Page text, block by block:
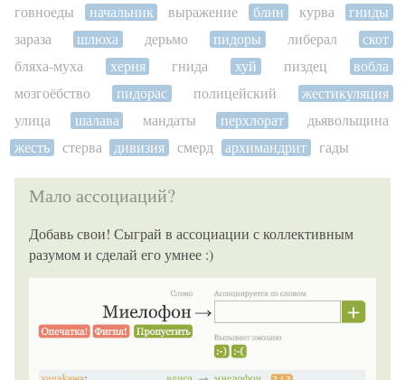
говноеды
начальник выражение блин курва
гниды
зараза
шлюха дерьмо пидоры либерал
скот
бляха-муха
херня гнида хуй пиздец
вобла
мозгоёбство
пидорас полицейский
жестикуляция
улица
шалава мандаты перхлорат
дьявольщина
жесть
стерва дивизия смерд архимандрит гады
Мало ассоциаций?
Добавь свои! Сыграй в ассоциации с коллективным
разумом и сделай его умнее :)